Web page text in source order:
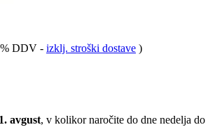
DDV - izklj. stroški dostave )
avgust, v kolikor naročite do dne nedelja do